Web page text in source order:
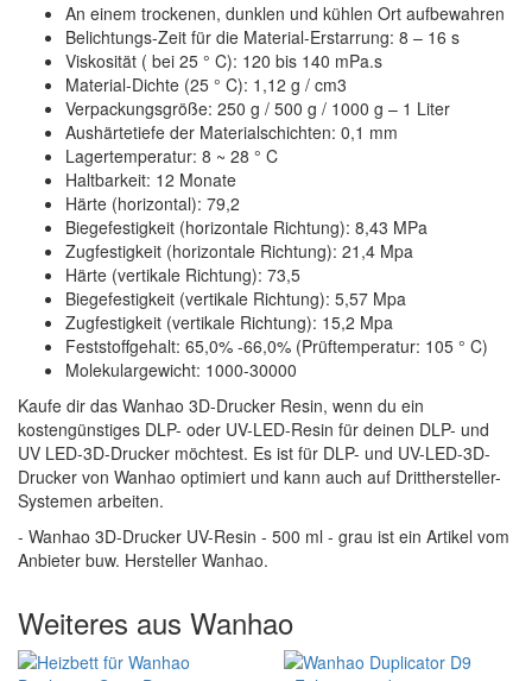
An einem trockenen, dunklen und kühlen Ort aufbewahren
Belichtungs-Zeit für die Material-Erstarrung: 8 – 16 s
Viskosität ( bei 25 ° C): 120 bis 140 mPa.s
Material-Dichte (25 ° C): 1,12 g / cm3
Verpackungsgröße: 250 g / 500 g / 1000 g – 1 Liter
Aushärtetiefe der Materialschichten: 0,1 mm
Lagertemperatur: 8 ~ 28 ° C
Haltbarkeit: 12 Monate
Härte (horizontal): 79,2
Biegefestigkeit (horizontale Richtung): 8,43 MPa
Zugfestigkeit (horizontale Richtung): 21,4 Mpa
Härte (vertikale Richtung): 73,5
Biegefestigkeit (vertikale Richtung): 5,57 Mpa
Zugfestigkeit (vertikale Richtung): 15,2 Mpa
Feststoffgehalt: 65,0% -66,0% (Prüftemperatur: 105 ° C)
Molekulargewicht: 1000-30000
Kaufe dir das Wanhao 3D-Drucker Resin, wenn du ein
kostengünstiges DLP- oder UV-LED-Resin für deinen DLP- und
UV LED-3D-Drucker möchtest. Es ist für DLP- und UV-LED-3D-
Drucker von Wanhao optimiert und kann auch auf Dritthersteller-
Systemen arbeiten.
- Wanhao 3D-Drucker UV-Resin - 500 ml - grau ist ein Artikel vom
Anbieter buw. Hersteller Wanhao.
Weiteres aus Wanhao